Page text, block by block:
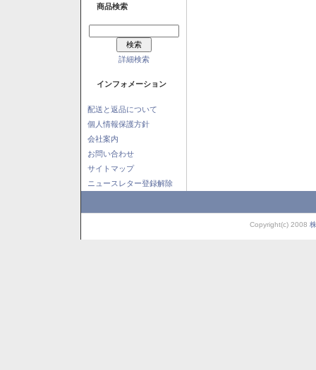
商品検索
詳細検索
インフォメーション
配送と返品について
個人情報保護方針
会社案内
お問い合わせ
サイトマップ
ニュースレター登録解除
Copyright(c) 2008